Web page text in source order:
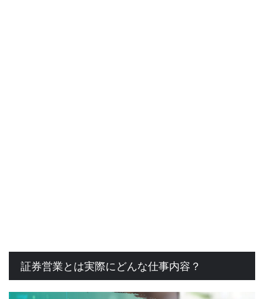
証券営業とは実際にどんな仕事内容？